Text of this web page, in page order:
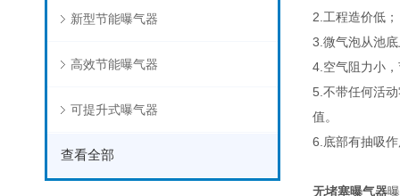
新型节能曝气器
高效节能曝气器
可提升式曝气器
查看全部
2.工程造价低；
3.微气泡从池
4.空气阻力小
5.不带任何活
值。
6.底部有抽吸
无堵塞曝气器